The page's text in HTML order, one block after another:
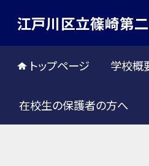
江戸川区立篠崎第
トップページ 学校概
在校生の保護者の方へ